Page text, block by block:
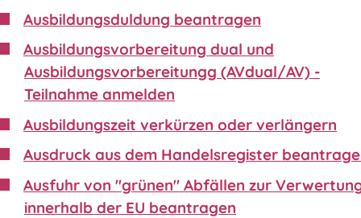
Ausbildungsduldung beantragen
Ausbildungsvorbereitung dual und
Ausbildungsvorbereitungg (AVdual/AV) -
Teilnahme anmelden
Ausbildungszeit verkürzen oder verlängern
Ausdruck aus dem Handelsregister
Ausfuhr von "grünen" Abfällen zur
innerhalb der EU beantragen